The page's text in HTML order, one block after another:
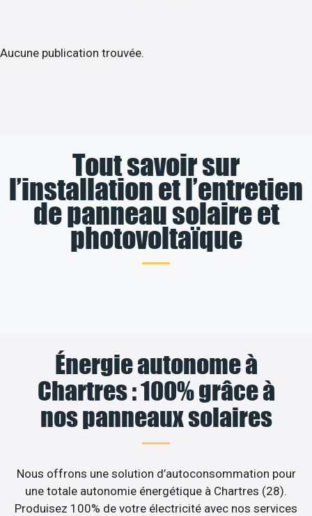
Aucune publication trouvée.
Tout savoir sur
l’installation et l’entretien
de panneau solaire et
photovoltaïque
Énergie autonome à
Chartres : 100% grâce à
nos panneaux solaires
Nous offrons une solution d’autoconsommation pour
une totale autonomie énergétique à Chartres (28).
Produisez 100% de votre électricité avec nos services